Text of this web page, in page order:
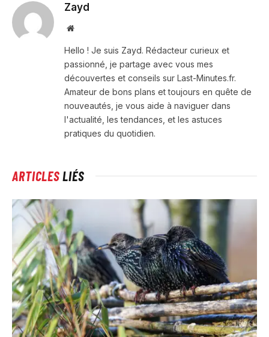
Zayd
Website
Hello ! Je suis Zayd. Rédacteur curieux et
passionné, je partage avec vous mes
découvertes et conseils sur Last-Minutes.fr.
Amateur de bons plans et toujours en quête de
nouveautés, je vous aide à naviguer dans
l'actualité, les tendances, et les astuces
pratiques du quotidien.
ARTICLESLIÉS